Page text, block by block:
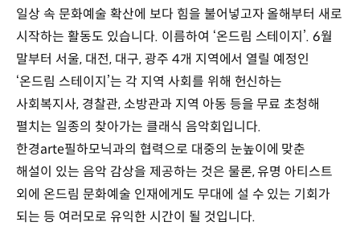
일상 속 문화예술 확산에 보다 힘을 불어넣고자 올해부터 새로
시작하는 활동도 있습니다. 이름하여 ‘온드림 스테이지’. 6월
말부터 서울, 대전, 대구, 광주 4개 지역에서 열릴 예정인
‘온드림 스테이지’는 각 지역 사회를 위해 헌신하는
사회복지사, 경찰관, 소방관과 지역 아동 등을 무료 초청해
펼치는 일종의 찾아가는 클래식 음악회입니다.
한경arte필하모닉과의 협력으로 대중의 눈높이에 맞춘
해설이 있는 음악 감상을 제공하는 것은 물론, 유명 아티스트
외에 온드림 문화예술 인재에게도 무대에 설 수 있는 기회가
되는 등 여러모로 유익한 시간이 될 것입니다.